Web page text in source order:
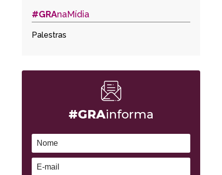
#GRAnaMídia
Palestras
#GRAinforma